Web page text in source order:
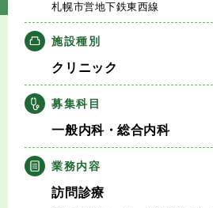
サービスの流れ
医師の求人・転職Q&A
知りたい・聞きたい
転職成功事例
札幌市営地下鉄東西線
施設種別
クリニック
募集科目
一般内科・総合内科
業務内容
訪問診療